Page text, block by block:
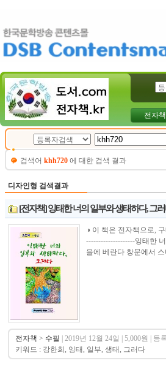
전자책
검색어 khh720 에 대햔 검색 결과
디자인형 검색결과
[전자책] 잉태한 너의 일부와 생태하다, 그
◑ 이 책은 전자책으로,
--------------------잉태한
을에 베란다 창문에서
전자책 > 수필 | 2019년 12월 24일 | 5,000원 | 등
키워드 : 강한희, 잉태, 일부, 생태, 그러다